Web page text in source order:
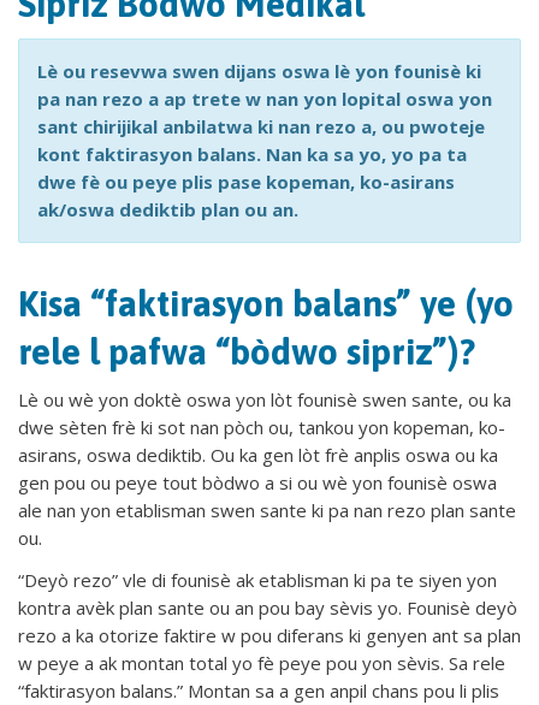
Lè ou resevwa swen dijans oswa lè yon founisè ki
pa nan rezo a ap trete w nan yon lopital oswa yon
sant chirijikal anbilatwa ki nan rezo a, ou pwoteje
kont faktirasyon balans. Nan ka sa yo, yo pa ta
dwe fè ou peye plis pase kopeman, ko-asirans
ak/oswa dediktib plan ou an.
Kisa “faktirasyon balans” ye (yo
rele l pafwa “bòdwo sipriz”)?
Lè ou wè yon doktè oswa yon lòt founisè swen sante, ou ka
dwe sèten frè ki sot nan pòch ou, tankou yon kopeman, ko-
asirans, oswa dediktib. Ou ka gen lòt frè anplis oswa ou ka
gen pou ou peye tout bòdwo a si ou wè yon founisè oswa
ale nan yon etablisman swen sante ki pa nan rezo plan sante
ou.
“Deyò rezo” vle di founisè ak etablisman ki pa te siyen yon
kontra avèk plan sante ou an pou bay sèvis yo. Founisè deyò
rezo a ka otorize faktire w pou diferans ki genyen ant sa plan
w peye a ak montan total yo fè peye pou yon sèvis. Sa rele
“faktirasyon balans.” Montan sa a gen anpil chans pou li plis